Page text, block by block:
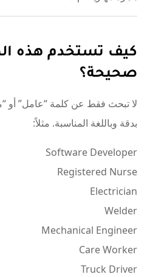
كيف تستخدم هذه
صحيحة؟
لا تبحث فقط عن كلمة “عامل”
بدقة وباللغة المناسبة. مثلاً:
Software Developer
Registered Nurse
Electrician
Welder
Mechanical Engineer
Care Worker
Truck Driver